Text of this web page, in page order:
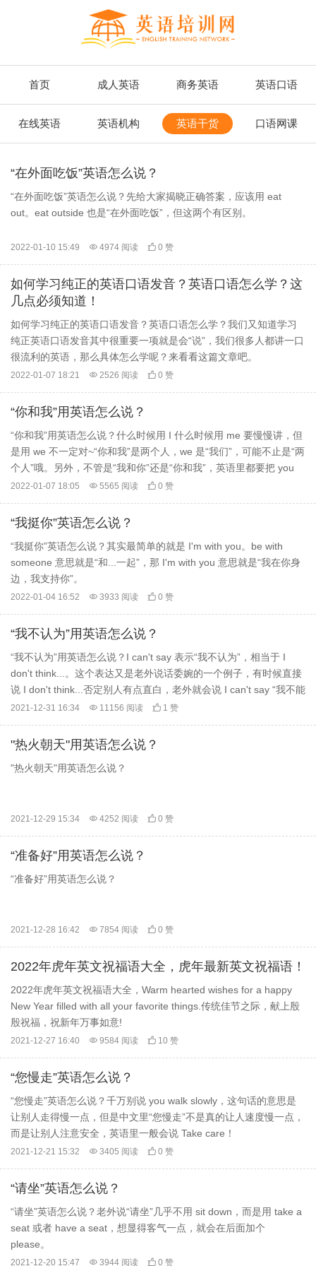
首页 成人英语 商务英语 英语口语
在线英语 英语机构 英语干货 口语网课
“在外面吃饭”英语怎么说？
“在外面吃饭”英语怎么说？先给大家揭晓正确答案，应该用 eat
out。eat outside 也是“在外面吃饭”，但这两个有区别。
2022-01-10 15:49  4974 阅读  0 赞
如何学习纯正的英语口语发音？英语口语怎么学？这
几点必须知道！
如何学习纯正的英语口语发音？英语口语怎么学？我们又知道学习
纯正英语口语发音其中很重要一项就是会“说”，我们很多人都讲一口
很流利的英语，那么具体怎么学呢？来看看这篇文章吧。
2022-01-07 18:21  2526 阅读  0 赞
“你和我”用英语怎么说？
“你和我”用英语怎么说？什么时候用 I 什么时候用 me 要慢慢讲，但
是用 we 不一定对~“你和我”是两个人，we 是“我们”，可能不止是“两
个人”哦。另外，不管是“我和你”还是“你和我”，英语里都要把 you
放在前面，至于后面用 I 还是用 me，咱们一起来看看吧~
2022-01-07 18:05  5565 阅读  0 赞
“我挺你”英语怎么说？
“我挺你”英语怎么说？其实最简单的就是 I'm with you。be with
someone 意思就是“和...一起”，那 I'm with you 意思就是“我在你身
边，我支持你”。
2022-01-04 16:52  3933 阅读  0 赞
“我不认为”用英语怎么说？
“我不认为”用英语怎么说？I can't say 表示“我不认为”，相当于 I
don't think...。这个表达又是老外说话委婉的一个例子，有时候直接
说 I don't think...否定别人有点直白，老外就会说 I can't say “我不能
这样说”，其实就是“我不认为”。
2021-12-31 16:34  11156 阅读  1 赞
"热火朝天"用英语怎么说？
"热火朝天"用英语怎么说？
2021-12-29 15:34  4252 阅读  0 赞
“准备好”用英语怎么说？
“准备好”用英语怎么说？
2021-12-28 16:42  7854 阅读  0 赞
2022年虎年英文祝福语大全，虎年最新英文祝福语！
2022年虎年英文祝福语大全，Warm hearted wishes for a happy
New Year filled with all your favorite things.传统佳节之际，献上殷
殷祝福，祝新年万事如意!
2021-12-27 16:40  9584 阅读  10 赞
“您慢走”英语怎么说？
“您慢走”英语怎么说？千万别说 you walk slowly，这句话的意思是
让别人走得慢一点，但是中文里“您慢走”不是真的让人速度慢一点，
而是让别人注意安全，英语里一般会说 Take care！
2021-12-21 15:32  3405 阅读  0 赞
“请坐”英语怎么说？
“请坐”英语怎么说？老外说“请坐”几乎不用 sit down，而是用 take a
seat 或者 have a seat，想显得客气一点，就会在后面加个
please。
2021-12-20 15:47  3944 阅读  0 赞